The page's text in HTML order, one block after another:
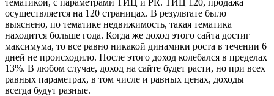
осуществляется на 120 страницах. В результате было
выяснено, по тематике недвижимость, такая тематика
находится больше года. Когда же доход этого сайта достиг
максимума, то все равно никакой динамики роста в течении 6
дней не происходило. После этого доход колебался в пределах
13%. В любом случае, доход на сайте будет расти, но при всех
равных параметрах, в том числе и равных ценах, доходы
всегда будут разные.